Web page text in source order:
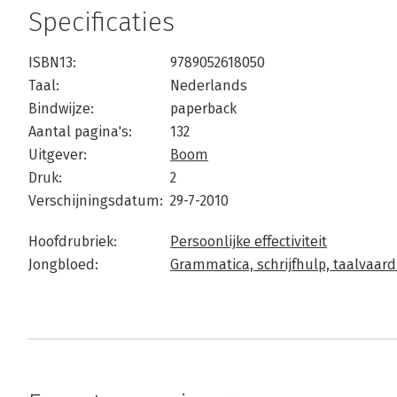
Specificaties
ISBN13:
9789052618050
Taal:
Nederlands
Bindwijze:
paperback
Aantal pagina's:
132
Uitgever:
Boom
Druk:
2
Verschijningsdatum: 29-7-2010
Hoofdrubriek:
Persoonlijke effectiviteit
Jongbloed:
Grammatica, schrijfhulp,